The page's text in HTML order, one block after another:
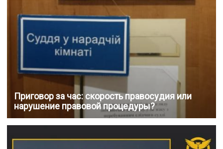
Приговор за час: скорость правосудия или
нарушение правовой процедуры?